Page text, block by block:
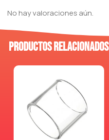
No hay valoraciones aún.
Productos relacionados